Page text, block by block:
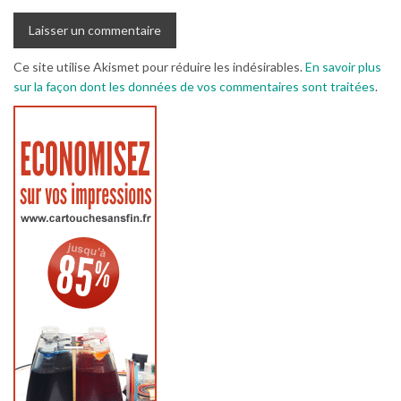
Ce site utilise Akismet pour réduire les indésirables.En savoir plus
sur la façon dont les données de vos commentaires sont traitées.